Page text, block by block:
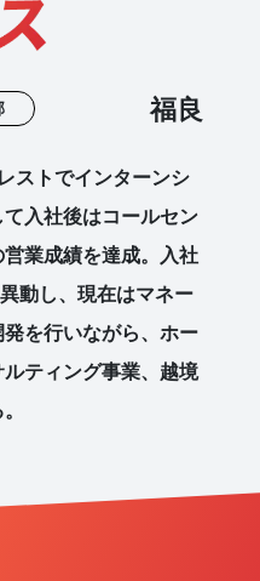
福良
ストでインターンシ
入社後はコールセン
業成績を達成。入社
動し、現在はマネー
を行いながら、ホー
ティング事業、越境